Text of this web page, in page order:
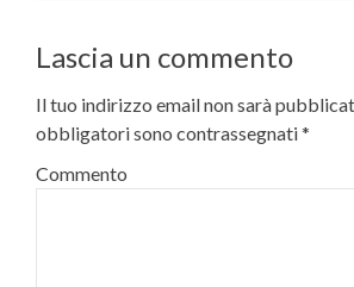
Lascia un commento
Il tuo indirizzo email non sarà
obbligatori sono contrassegnati*
Commento